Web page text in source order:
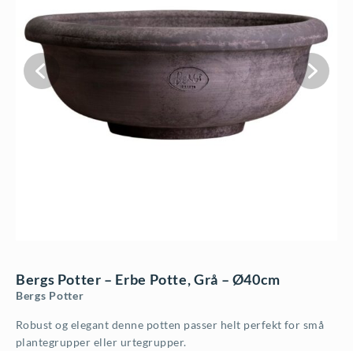
Bergs Potter – Erbe Potte, Grå – Ø40cm
Bergs Potter
Robust og elegant denne potten passer helt perfekt for små
plantegrupper eller urtegrupper.